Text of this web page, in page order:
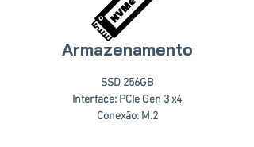
Armazenamento
SSD 256GB
Interface: PCIe Gen 3 x4
Conexão: M.2